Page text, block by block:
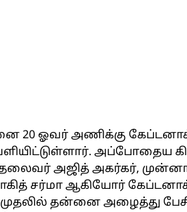
20 ஓவர் அணிக்கு
அப்போதைய
அஜித் அகர்கர்,
சர்மா ஆகியோர்
தன்னை அழைத்து